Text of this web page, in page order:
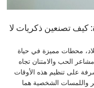
كيف تصنعين ذكريات لا
محطات مميزة في حياة
الحب والامتنان تجاه
على تنظيم هذه الأوقات
واللمسات الشخصية هما